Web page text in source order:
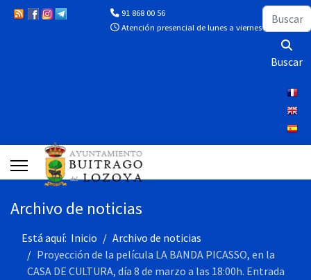
91 868 00 56
Atención presencial de lunes a viernes de 10:00 a
Buscar
Buscar
Archivo de noticias
Está aquí: Inicio
Archivo de noticias
Proyección de la película LA BANDA PICASSO, en la
CASA DE CULTURA, día 8 de marzo a las 18:00h. Entrada